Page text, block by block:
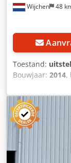
Wijchen 48
Toestand:
Bouwjaar: 2014,
kg Afmetingen
markering: ja
zeer goed
16-09-2025
Vink Machinery
accessoires = -
424 CDH *